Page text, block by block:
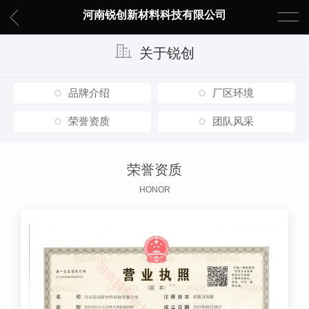
河南锐创新材料科技有限公司
关于锐创
品牌介绍 厂区环境
荣誉资质 团队风采
荣誉资质
HONOR